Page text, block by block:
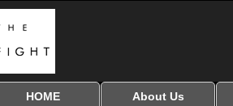
HOME About Us